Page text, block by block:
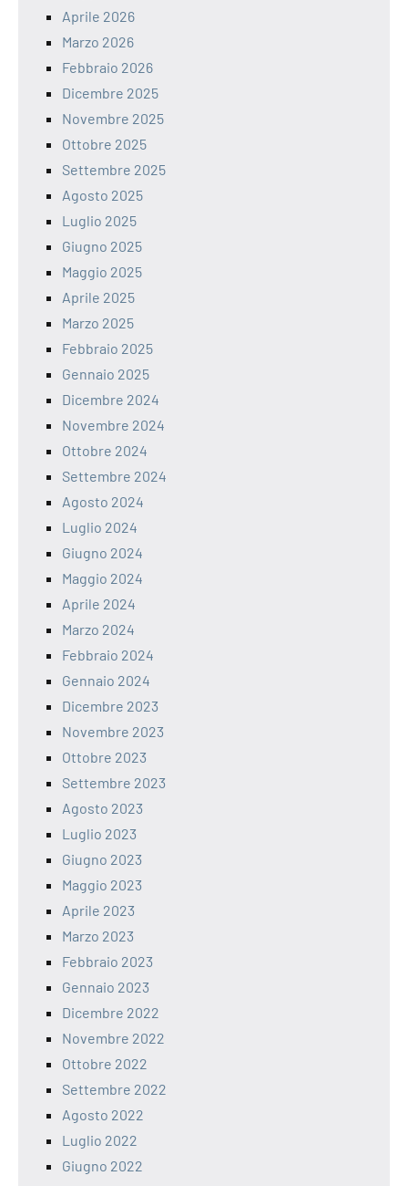
Aprile 2026
Marzo 2026
Febbraio 2026
Dicembre 2025
Novembre 2025
Ottobre 2025
Settembre 2025
Agosto 2025
Luglio 2025
Giugno 2025
Maggio 2025
Aprile 2025
Marzo 2025
Febbraio 2025
Gennaio 2025
Dicembre 2024
Novembre 2024
Ottobre 2024
Settembre 2024
Agosto 2024
Luglio 2024
Giugno 2024
Maggio 2024
Aprile 2024
Marzo 2024
Febbraio 2024
Gennaio 2024
Dicembre 2023
Novembre 2023
Ottobre 2023
Settembre 2023
Agosto 2023
Luglio 2023
Giugno 2023
Maggio 2023
Aprile 2023
Marzo 2023
Febbraio 2023
Gennaio 2023
Dicembre 2022
Novembre 2022
Ottobre 2022
Settembre 2022
Agosto 2022
Luglio 2022
Giugno 2022